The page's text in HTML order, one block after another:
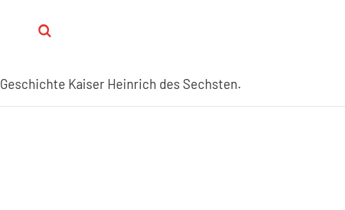
Geschichte Kaiser Heinrich des Sechsten.